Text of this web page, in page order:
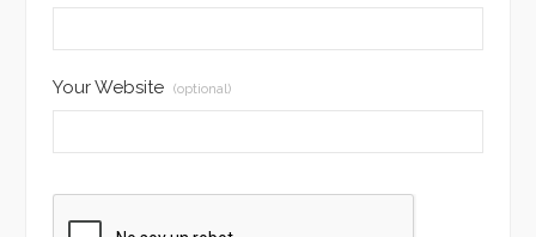
Your Website (optional)